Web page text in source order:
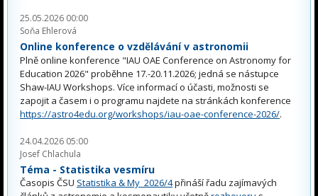
25.05.2026 00:00
Soňa Ehlerová
Online konference o vzdělávání v astronomii
Plně online konference "IAU OAE Conference on Astronomy for
Education 2026" proběhne 17.-20.11.2026; jedná se nástupce
Shaw-IAU Workshops. Více informací o účasti, možnosti se
zapojit a časem i o programu najdete na stránkách konference
https://astro4edu.org/workshops/iau-oae-conference-2026/.
24.04.2026 05:00
Josef Chlachula
Téma - Statistika vesmíru
Časopis ČSU Statistika & My 2026/4přináší řadu zajímavých